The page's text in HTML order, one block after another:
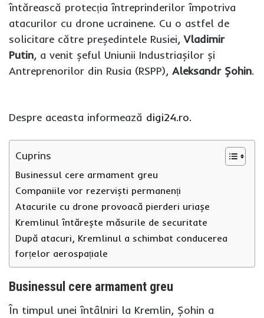
întărească protecția întreprinderilor împotriva
atacurilor cu drone ucrainene. Cu o astfel de
solicitare către președintele Rusiei,Vladimir
Putin, a venit șeful Uniunii Industriașilor și
Antreprenorilor din Rusia (RSPP), Aleksandr Șohin.
Despre aceasta informează digi24.ro.
Cuprins
Businessul cere armament greu
Companiile vor rezerviști permanenți
Atacurile cu drone provoacă pierderi uriașe
Kremlinul întărește măsurile de securitate
După atacuri, Kremlinul a schimbat conducerea
forțelor aerospațiale
Businessul cere armament greu
În timpul unei întâlniri la Kremlin, Șohin a